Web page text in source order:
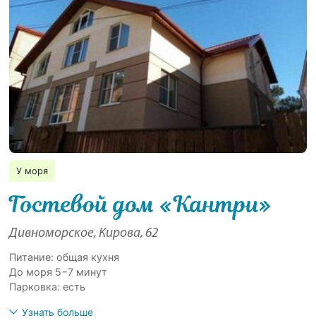
У моря
Гостевой дом «Кантри»
Дивноморское, Кирова, 62
Питание: общая кухня
До моря 5−7 минут
Парковка: есть
Узнать больше